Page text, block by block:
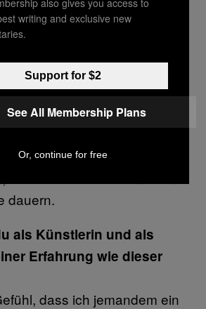
du dir die Fotos nie an—
in einem Umschlag
du weißt, dass es sie
wir die Fotos, aber
ab. Manche sagen: „Kommt
die Fotos, aber wir wollen
wir bereit dafür sind.” Und
dauern.
als Künstlerin und als
Erfahrung wie dieser
dass ich jemandem ein
writing and exclusive new
Support for $2
See All Membership Plans
Or, continue for free